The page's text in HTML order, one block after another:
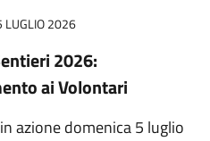
LUGLIO 2026
2026:
ai Volontari
azione domenica 5 luglio